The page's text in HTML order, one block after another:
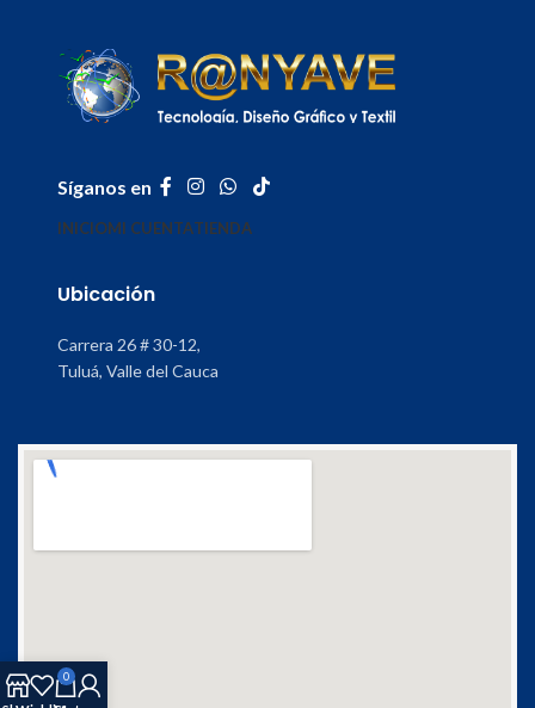
Síganos en
INICIOMI CUENTATIENDA
Ubicación
Carrera 26 # 30-12,
Tuluá, Valle del Cauca
0